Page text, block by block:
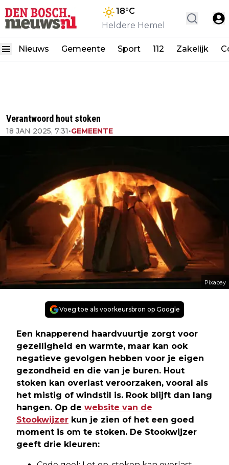
18°C
Heldere Hemel
Nieuws Gemeente Sport 112 Zakelijk
Verantwoord hout stoken
18 JAN 2025, 7:31•GEMEENTE
Pixabay
Voeg toe als voorkeursbron op Google
Een knapperend haardvuurtje zorgt voor
gezelligheid en warmte, maar kan ook
negatieve gevolgen hebben voor je eigen
gezondheid en die van je buren. Hout
stoken kan overlast veroorzaken, vooral als
het mistig of windstil is. Rook blijft dan lang
hangen. Op de website van de
Stookwijzer kun je zien of het een goed
moment is om te stoken. De Stookwijzer
geeft drie kleuren: